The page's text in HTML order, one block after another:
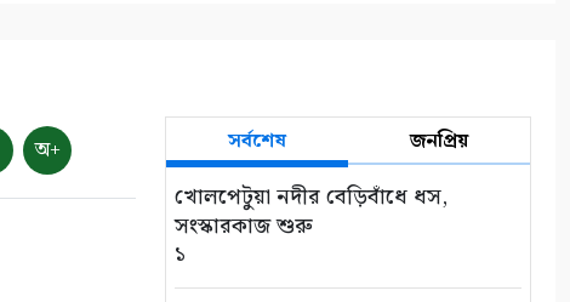
অ+ সর্বশেষ জনপ্রিয়
খোলপেটুয়া নদীর বেড়িবাঁধে ধস,
সংস্কারকাজ শুরু
১